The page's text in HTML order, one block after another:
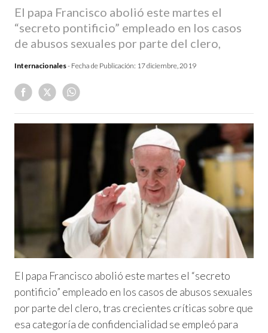
El papa Francisco abolió este martes el
“secreto pontificio” empleado en los casos
de abusos sexuales por parte del clero,
Internacionales- Fecha de Publicación: 17 diciembre, 2019
El papa Francisco abolió este martes el “secreto
pontificio” empleado en los casos de abusos sexuales
por parte del clero, tras crecientes críticas sobre que
esa categoría de confidencialidad se empleó para